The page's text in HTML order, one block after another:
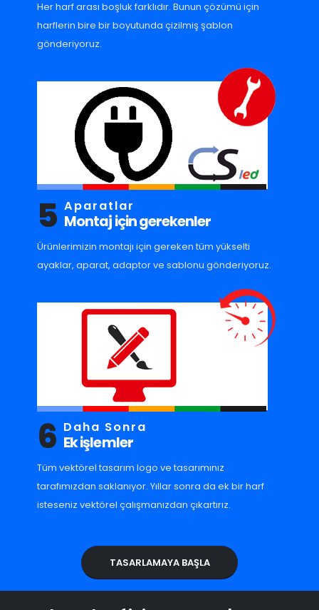
Her harf arası boşluk farklıdır. Bunun çözümü için
harflerin bire bir boyutunda çizilmiş şablon
gönderiyoruz.
5 Aparatlar
Montaj için gerekenler
Ürünlerimizin montajı için gereken tüm yükselti
ayaklar, aparat, adaptor ve sablonu gönderiyoruz.
6 Daha Sonra
Ek işlemler
Tüm vektörel tasarım logo ve tasarımınız
tarafımızdan saklanıyor. Yıllar sonra da ek bir harf
isteseniz vektörel çalışmanızdan çıkartırız.
TASARLAMAYA BAŞLA